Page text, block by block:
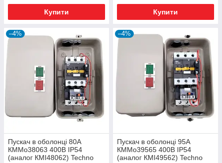
Купити Купити
–4%
Пускач в оболонці 80А
КММо38063 400В IP54
(аналог КМІ48062) Techno
–4%
Пускач в оболонці 95А
КММо39565 400В IP54
(аналог КМІ49562) Techno